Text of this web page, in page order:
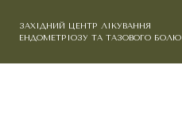
ЗАХІДНИЙ ЦЕНТР ЛІКУВАННЯ
ЕНДОМЕТРІОЗУ ТА ТАЗОВОГО БОЛЮ